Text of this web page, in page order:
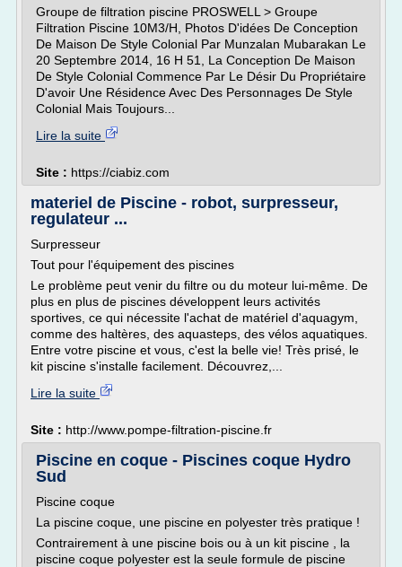
Groupe de filtration piscine PROSWELL > Groupe
Filtration Piscine 10M3/H, Photos D'idées De Conception
De Maison De Style Colonial Par Munzalan Mubarakan Le
20 Septembre 2014, 16 H 51, La Conception De Maison
De Style Colonial Commence Par Le Désir Du Propriétaire
D'avoir Une Résidence Avec Des Personnages De Style
Colonial Mais Toujours...
Lire la suite
Site : https://ciabiz.com
materiel de Piscine - robot, surpresseur,
regulateur ...
Surpresseur
Tout pour l'équipement des piscines
Le problème peut venir du filtre ou du moteur lui-même. De
plus en plus de piscines développent leurs activités
sportives, ce qui nécessite l'achat de matériel d'aquagym,
comme des haltères, des aquasteps, des vélos aquatiques.
Entre votre piscine et vous, c'est la belle vie! Très prisé, le
kit piscine s'installe facilement. Découvrez,...
Lire la suite
Site : http://www.pompe-filtration-piscine.fr
Piscine en coque - Piscines coque Hydro
Sud
Piscine coque
La piscine coque, une piscine en polyester très pratique !
Contrairement à une piscine bois ou à un kit piscine , la
piscine coque polyester est la seule formule de piscine